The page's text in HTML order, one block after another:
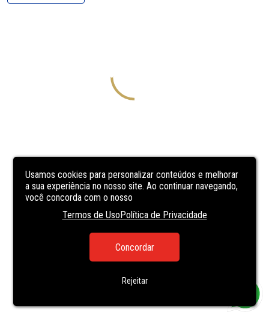
Usamos cookies para personalizar conteúdos e melhorar
a sua experiência no nosso site. Ao continuar navegando,
você concorda com o nosso
Termos de UsoPolítica de Privacidade
Concordar
Rejeitar